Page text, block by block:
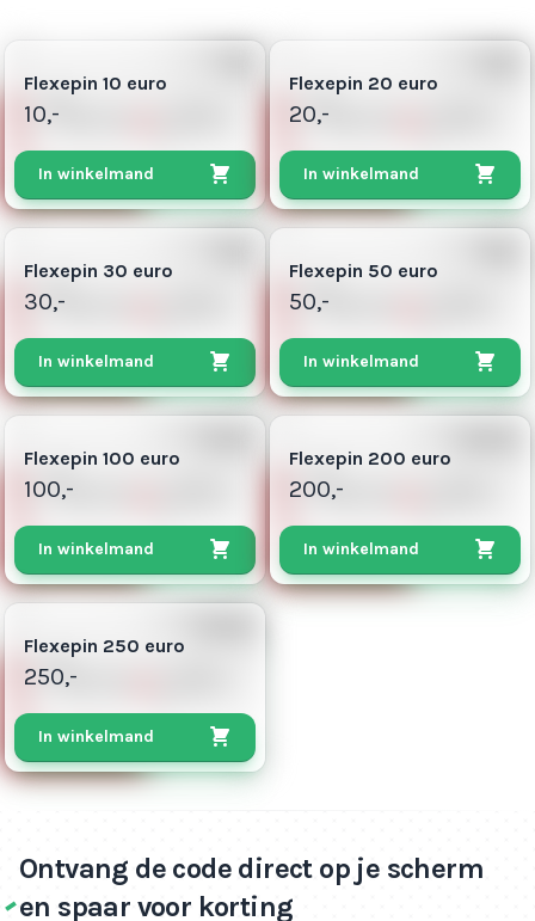
3
Flexepin 10 euro
10,-
In winkelmand
5
Flexepin 20 euro
20,-
In winkelmand
8
Flexepin 30 euro
30,-
In winkelmand
25
Flexepin 50 euro
50,-
In winkelmand
100
Flexepin 100 euro
100,-
In winkelmand
200
Flexepin 200 euro
200,-
In winkelmand
313
Flexepin 250 euro
250,-
In winkelmand
Ontvang de code direct op je scherm
en spaar voor korting